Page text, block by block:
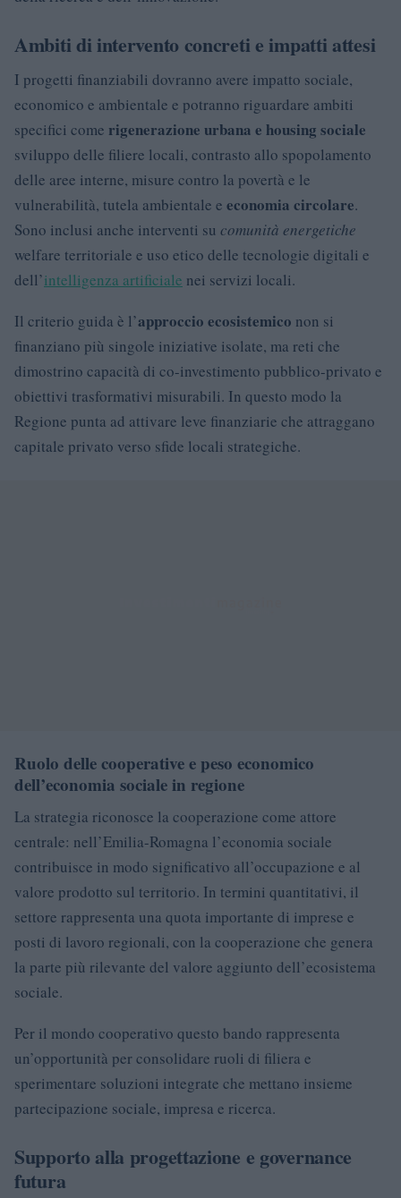
Ambiti di intervento concreti e impatti attesi
I progetti finanziabili dovranno avere impatto sociale,
economico e ambientale e potranno riguardare ambiti
specifici come rigenerazione urbana e housing sociale
sviluppo delle filiere locali, contrasto allo spopolamento
delle aree interne, misure contro la povertà e le
vulnerabilità, tutela ambientale e economia circolare.
Sono inclusi anche interventi su comunità energetiche
welfare territoriale e uso etico delle tecnologie digitali e
dell’intelligenza artificiale nei servizi locali.
Il criterio guida è l’approccio ecosistemico non si
finanziano più singole iniziative isolate, ma reti che
dimostrino capacità di co-investimento pubblico-privato e
obiettivi trasformativi misurabili. In questo modo la
Regione punta ad attivare leve finanziarie che attraggano
capitale privato verso sfide locali strategiche.
Ruolo delle cooperative e peso economico
dell’economia sociale in regione
La strategia riconosce la cooperazione come attore
centrale: nell’Emilia-Romagna l’economia sociale
contribuisce in modo significativo all’occupazione e al
valore prodotto sul territorio. In termini quantitativi, il
settore rappresenta una quota importante di imprese e
posti di lavoro regionali, con la cooperazione che genera
la parte più rilevante del valore aggiunto dell’ecosistema
sociale.
Per il mondo cooperativo questo bando rappresenta
un’opportunità per consolidare ruoli di filiera e
sperimentare soluzioni integrate che mettano insieme
partecipazione sociale, impresa e ricerca.
Supporto alla progettazione e governance
futura